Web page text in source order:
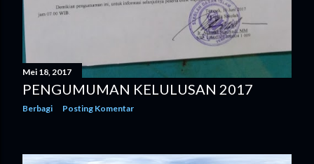
Mei 18, 2017
PENGUMUMAN KELULUSAN 2017
Berbagi Posting Komentar